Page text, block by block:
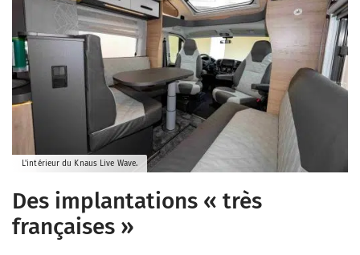
L'intérieur du Knaus Live Wave.
Des implantations « très
françaises »